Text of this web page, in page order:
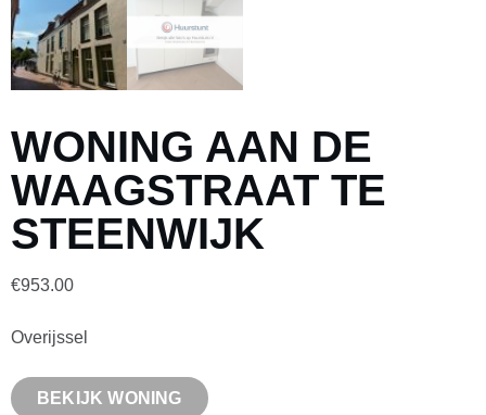
WONING AAN DE
WAAGSTRAAT TE
STEENWIJK
€953.00
Overijssel
BEKIJK WONING